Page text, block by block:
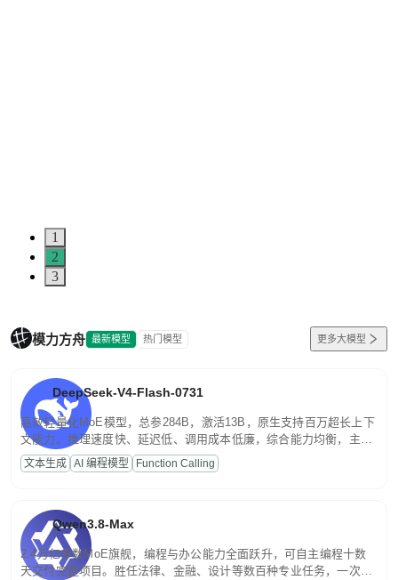
1
2
3
模力方舟 最新模型 热门模型 更多大模型
DeepSeek-V4-Flash-0731
高效轻量化MoE模型，总参284B，激活13B，原生支持百万超长上下
文能力。推理速度快、延迟低、调用成本低廉，综合能力均衡，主打
高并发、轻量化任务，适合日常对话、内容创作、基础 RAG、批量
文案处理等普惠刚需场景。
文本生成 AI 编程模型 Function Calling
Qwen3.8-Max
2.4万亿参数MoE旗舰，编程与办公能力全面跃升，可自主编程十数
天交付完整项目。胜任法律、金融、设计等数百种专业任务，一次对